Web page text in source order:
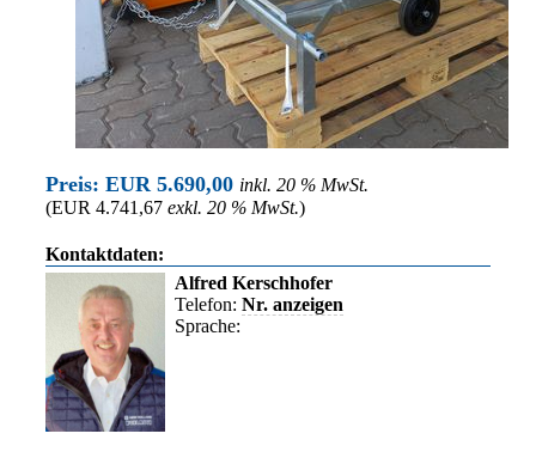
Preis: EUR 5.690,00 inkl. 20 % MwSt.
(EUR 4.741,67 exkl. 20 % MwSt.)
Kontaktdaten:
Alfred Kerschhofer
Telefon: Nr. anzeigen
Sprache: